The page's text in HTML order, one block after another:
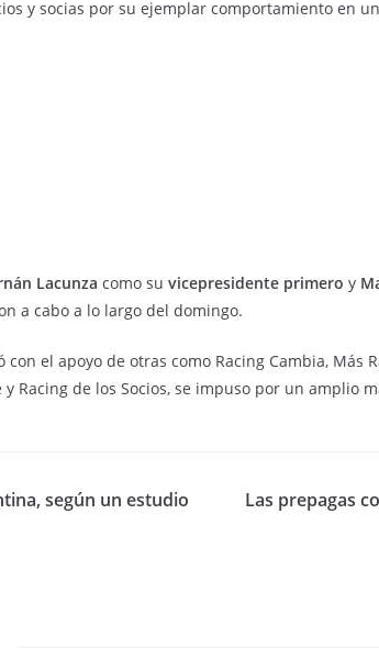
y socias por su ejemplar comportamiento en
Lacunza como su vicepresidente primero y
a cabo a lo largo del domingo.
con el apoyo de otras como Racing Cambia, Más
Racing de los Socios, se impuso por un amplio
según un estudio
Las prepagas